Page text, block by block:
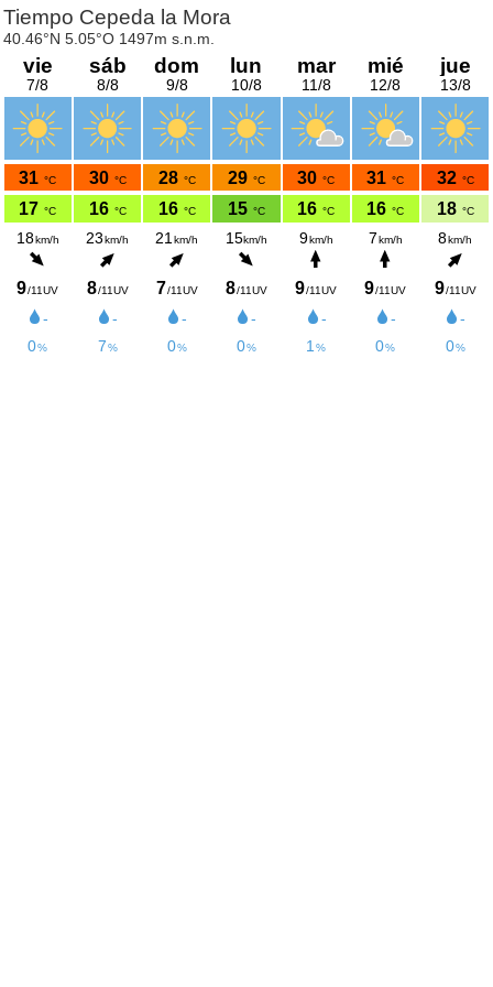
Tiempo Cepeda la Mora
40.46°N 5.05°O 1497m s.n.m.
vie
7/8
31 °C
17 °C
18km/h
9/11UV
-
0%
sáb
8/8
30 °C
16 °C
23km/h
8/11UV
-
7%
dom
9/8
28 °C
16 °C
21 km/h
7/11UV
-
0%
lun
10/8
29 °C
15 °C
15km/h
8/11UV
-
0%
mar
11/8
30 °C
16 °C
9km/h
9/11UV
-
1%
mié
12/8
31 °C
16 °C
7km/h
9/11UV
-
0%
jue
13/8
32 °C
18 °C
8km/h
9/11UV
-
0%